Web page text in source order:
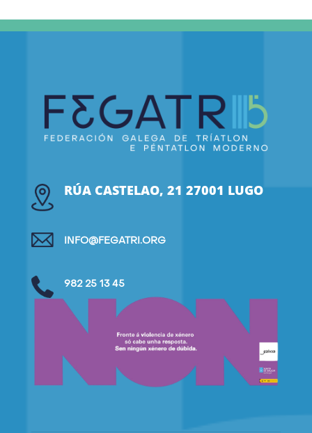
RÚA CASTELAO, 21 27001 LUGO
INFO@FEGATRI.ORG
982 25 13 45